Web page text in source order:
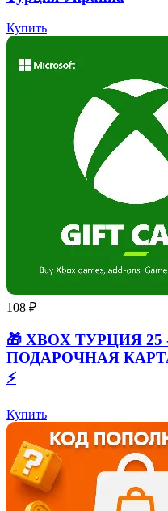
Купить
108 ₽
🎁 XBOX ТУРЦИЯ 25
ПОДАРОЧНАЯ КАРТА
⚡
Купить